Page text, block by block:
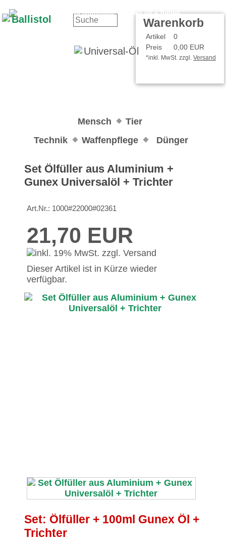
Warenkorb
Artikel
0
Preis
0,00 EUR
*inkl. MwSt. zzgl. Versand
Mensch
Tier
Technik
Waffenpflege Dünger
Set Ölfüller aus Aluminium +
Gunex Universalöl + Trichter
Art.Nr.: 1000#22000#02361
21,70 EUR
Dieser Artikel ist in Kürze wieder
verfügbar.
Set: Ölfüller + 100ml Gunex Öl +
Trichter